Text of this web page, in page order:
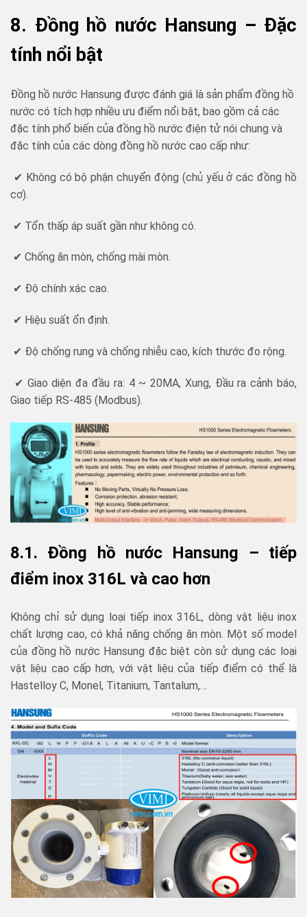
8. Đồng hồ nước Hansung – Đặc
tính nổi bật
Đồng hồ nước Hansung được đánh giá là sản phẩm đồng hồ
nước có tích hợp nhiều ưu điểm nổi bật, bao gồm cả các
đặc tính phổ biến của đồng hồ nước điện tử nói chung và
đặc tính của các dòng đồng hồ nước cao cấp như:
✔ Không có bộ phận chuyển động (chủ yếu ở các đồng hồ
cơ).
✔ Tổn thấp áp suất gần như không có.
✔ Chống ăn mòn, chống mài mòn.
✔ Độ chính xác cao.
✔ Hiệu suất ổn định.
✔ Độ chống rung và chống nhiễu cao, kích thước đo rộng.
✔ Giao diện đa đầu ra: 4 ~ 20MA, Xung, Đầu ra cảnh báo,
Giao tiếp RS-485 (Modbus).
8.1. Đồng hồ nước Hansung – tiếp
điểm inox 316L và cao hơn
Không chỉ sử dụng loại tiếp inox 316L, dòng vật liệu inox
chất lượng cao, có khả năng chống ăn mòn. Một số model
của đồng hồ nước Hansung đặc biệt còn sử dụng các loại
vật liệu cao cấp hơn, với vật liệu của tiếp điểm có thể là
Hastelloy C, Monel, Titanium, Tantalum,…